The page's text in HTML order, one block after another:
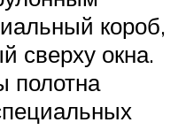
короб,
сверху окна.
полотна